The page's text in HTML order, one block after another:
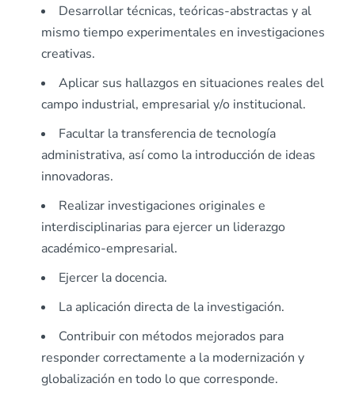
Desarrollar técnicas, teóricas-abstractas y al
mismo tiempo experimentales en investigaciones
creativas.
Aplicar sus hallazgos en situaciones reales del
campo industrial, empresarial y/o institucional.
Facultar la transferencia de tecnología
administrativa, así como la introducción de ideas
innovadoras.
Realizar investigaciones originales e
interdisciplinarias para ejercer un liderazgo
académico-empresarial.
Ejercer la docencia.
La aplicación directa de la investigación.
Contribuir con métodos mejorados para
responder correctamente a la modernización y
globalización en todo lo que corresponde.